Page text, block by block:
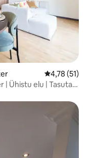
Keskmine
4,78 (51)
| Ühistu elu | Tasuta